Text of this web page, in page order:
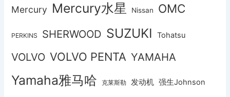
Mercury Mercury水星 Nissan OMC
PERKINS SHERWOOD SUZUKI Tohatsu
VOLVO VOLVO PENTA YAMAHA
Yamaha雅马哈 克莱斯勒 发动机 强生Johnson